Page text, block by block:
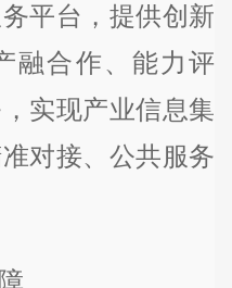
平台，提供创新
融合作、能力评
实现产业信息集
对接、公共服务